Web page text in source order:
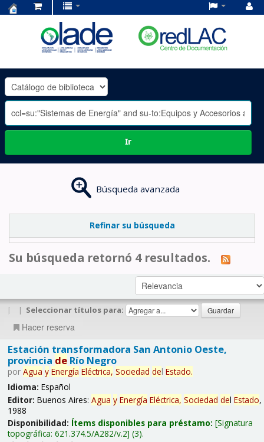
OLADE
-
Ir
Búsqueda avanzada
Refinar su búsqueda
Su búsqueda retornó 4 resultados.
| | Seleccionar títulos para:
Hacer reserva
Estación transformadora San Antonio Oeste,
provincia deRío Negro
por Agua y Energía Eléctrica, Sociedad del Estado.
Idioma: Español
Editor: Buenos Aires: Agua y Energía Eléctrica, Sociedad del Estado,
1988
Disponibilidad: Ítems disponibles para préstamo: Signatura
topográfica: 621.374.5/A282/v.2 (3).